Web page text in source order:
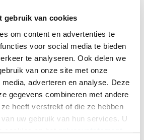
gebruik van cookies
om content en advertenties te
voor social media te bieden
te analyseren. Ook delen we
van onze site met onze
adverteren en analyse. Deze
gegevens combineren met andere
heeft verstrekt of die ze hebben
uw gebruik van hun services. U
wonen in radiohistorie
dat is sinds kort mogelijk in
de KRO. De Hilversumse studio